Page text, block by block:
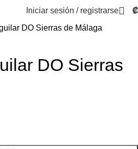
Iniciar sesión / registrarse ₡
DO Sierras de Málaga
DO Sierras